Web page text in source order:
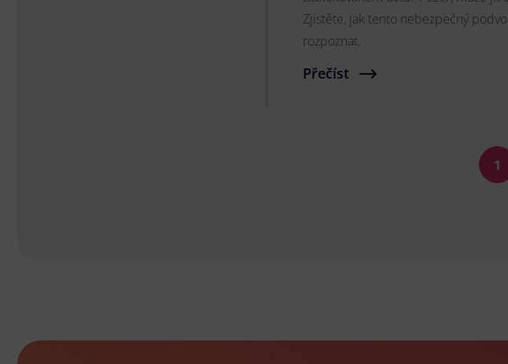
Zjistěte, jak tento nebezpečný
rozpoznat.
Přečíst
1